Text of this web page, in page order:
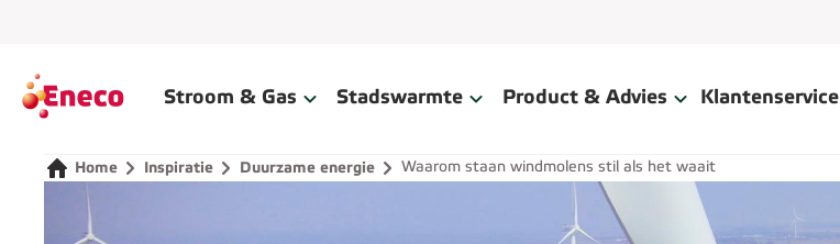
Home Stroom & Gas Stadswarmte Product & Advies Klantenservice
Home Inspiratie Duurzame energie Waarom staan windmolens stil als het waait